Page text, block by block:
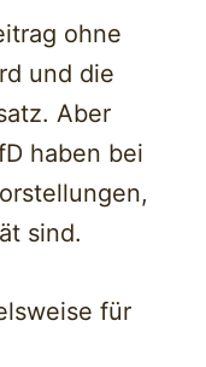
ohne
und die
Aber
haben bei
sind.
für